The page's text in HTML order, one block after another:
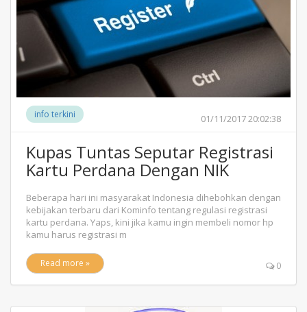
info terkini 01/11/2017 20:02:38
Kupas Tuntas Seputar Registrasi
Kartu Perdana Dengan NIK
Beberapa hari ini masyarakat Indonesia dihebohkan dengan
kebijakan terbaru dari Kominfo tentang regulasi registrasi
kartu perdana. Yaps, kini jika kamu ingin membeli nomor hp
kamu harus registrasi m
Read more » 0